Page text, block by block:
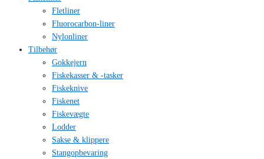
Fletliner
Fluorocarbon-liner
Nylonliner
Tilbehør
Gokkejern
Fiskekasser & -tasker
Fiskeknive
Fiskenet
Fiskevægte
Lodder
Sakse & klippere
Stangopbevaring